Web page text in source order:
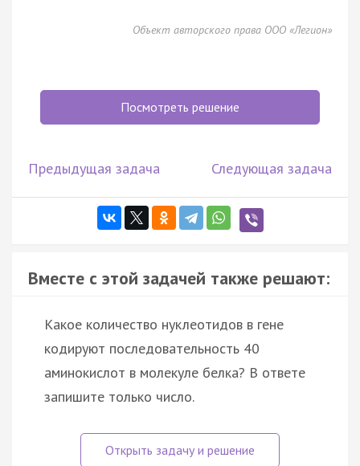
Объект авторского права ООО «Легион»
Посмотреть решение
Предыдущая задача Следующая задача
Вместе с этой задачей также решают:
Какое количество нуклеотидов в гене
кодируют последовательность 40
аминокислот в молекуле белка? В ответе
запишите только число.